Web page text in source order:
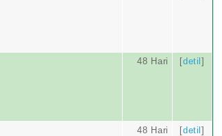
48 Hari [detil]
48 Hari [detil]